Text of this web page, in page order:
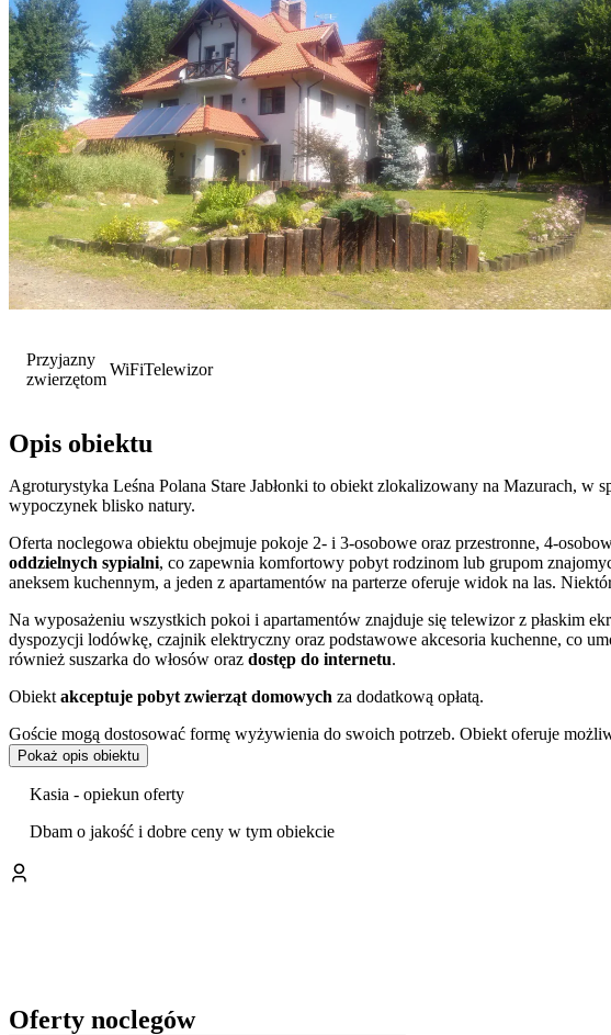
Przyjazny
zwierzętom
WiFiTelewizor
Opis obiektu
Agroturystyka Leśna Polana Stare Jabłonki to obiekt zlokalizowany na Mazurach, w
wypoczynek blisko natury.
Oferta noclegowa obiektu obejmuje pokoje 2- i 3-osobowe oraz przestronne, 4-
oddzielnych sypialni, co zapewnia komfortowy pobyt rodzinom lub grupom
aneksem kuchennym, a jeden z apartamentów na parterze oferuje widok na las.
Na wyposażeniu wszystkich pokoi i apartamentów znajduje się telewizor z płaskim
dyspozycji lodówkę, czajnik elektryczny oraz podstawowe akcesoria kuchenne, co
również suszarka do włosów oraz dostęp do internetu.
Obiekt akceptuje pobyt zwierząt domowych za dodatkową opłatą.
Goście mogą dostosować formę wyżywienia do swoich potrzeb. Obiekt oferuje
śniadaniami lub w opcji z
planowanie dnia i posiłków zgodnie z własnymi preferencjami.
stwarza dogodne warunki do spacerów i aktywnego wypoczynku na świeżym
Na terenie obiektu dostępne jest
Pokaż opis obiektu
Kasia - opiekun oferty
Dbam o jakość i dobre ceny w tym obiekcie
Oferty noclegów